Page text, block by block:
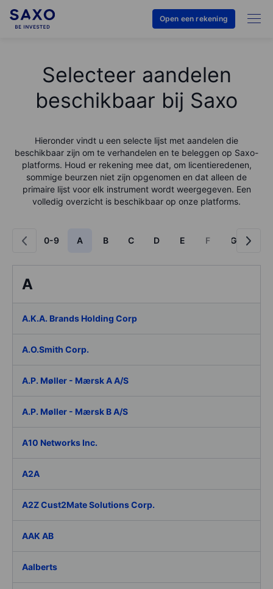
Open een rekening
Selecteer aandelen
beschikbaar bij Saxo
Hieronder vindt u een selecte lijst met aandelen die
beschikbaar zijn om te verhandelen en te beleggen op Saxo-
platforms. Houd er rekening mee dat, om licentieredenen,
sommige beurzen niet zijn opgenomen en dat alleen de
primaire lijst voor elk instrument wordt weergegeven. Een
volledig overzicht is beschikbaar op onze platforms.
0-9 A B C D E F G
A
A.K.A. Brands Holding Corp
A.O.Smith Corp.
A.P. Møller - Mærsk A A/S
A.P. Møller - Mærsk B A/S
A10 Networks Inc.
A2A
A2Z Cust2Mate Solutions Corp.
AAK AB
Aalberts